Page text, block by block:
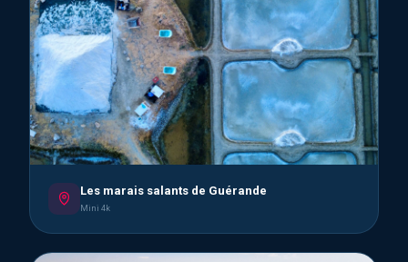
Les marais salants de Guérande
Mini 4k